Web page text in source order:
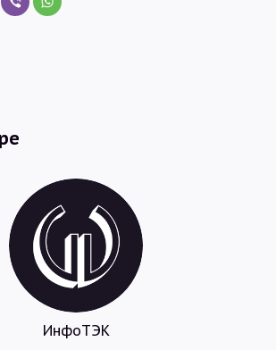
ИнфоТЭК